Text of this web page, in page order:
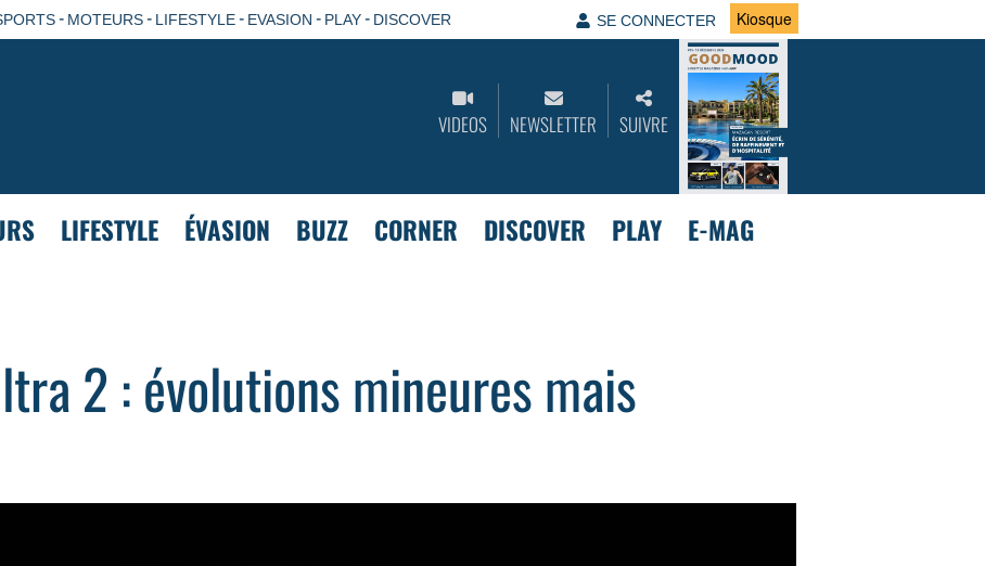
- MOTEURS- LIFESTYLE- EVASION - PLAY- DISCOVER SE CONNECTER Kiosque
VIDEOS NEWSLETTER SUIVRE
LIFESTYLE ÉVASION BUZZ CORNER DISCOVER PLAY E-MAG
2 : évolutions mineures mais